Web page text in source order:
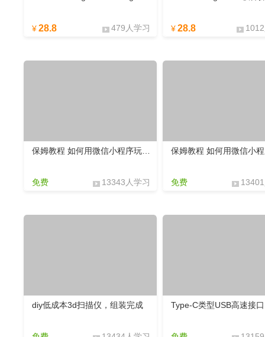
¥28.8 479人学习 ¥28.8
免费 13343人学习 免费
diy低成本3d扫描仪，组装完成